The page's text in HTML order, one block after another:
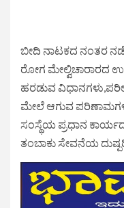
ಬೀದಿ ನಾಟಕದ ನಂತರ
ರೋಗ ಮೇಲ್ವಿಚಾರಾರದ
ಹರಡುವ
ಮೇಲೆ ಆಗುವ ಪರಿಣಾಮಗಳ
ಸಂಸ್ಥೆಯ ಪ್ರಧಾನ
ತಂಬಾಕು ಸೇವನೆಯ